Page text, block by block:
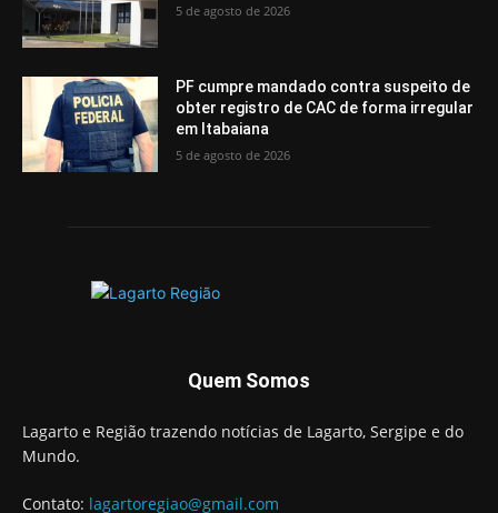
5 de agosto de 2026
PF cumpre mandado contra suspeito de
obter registro de CAC de forma irregular
em Itabaiana
5 de agosto de 2026
Quem Somos
Lagarto e Região trazendo notícias de Lagarto, Sergipe e do
Mundo.
Contato: lagartoregiao@gmail.com